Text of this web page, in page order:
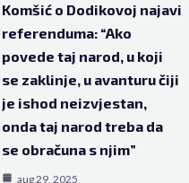
Komšić o Dodikovoj najavi
referenduma: “Ako
povede taj narod, u koji
se zaklinje, u avanturu čiji
je ishod neizvjestan,
onda taj narod treba da
se obračuna s njim”
aug 29, 2025